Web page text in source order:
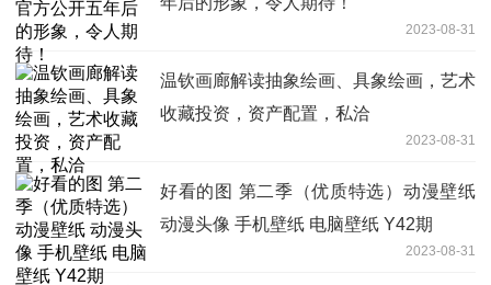
2023-08-31
温钦画廊解读抽象绘画、具象绘画，艺术
收藏投资，资产配置，私洽
2023-08-31
好看的图 第二季（优质特选）动漫壁纸
动漫头像 手机壁纸 电脑壁纸 Y42期
2023-08-31